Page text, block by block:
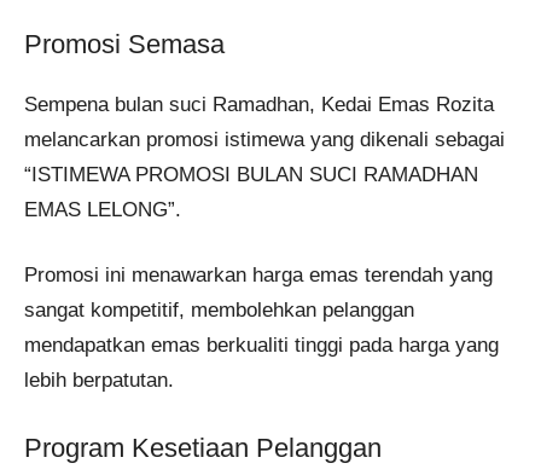
Promosi Semasa
Sempena bulan suci Ramadhan, Kedai Emas Rozita
melancarkan promosi istimewa yang dikenali sebagai
“ISTIMEWA PROMOSI BULAN SUCI RAMADHAN
EMAS LELONG”.
Promosi ini menawarkan harga emas terendah yang
sangat kompetitif, membolehkan pelanggan
mendapatkan emas berkualiti tinggi pada harga yang
lebih berpatutan.
Program Kesetiaan Pelanggan